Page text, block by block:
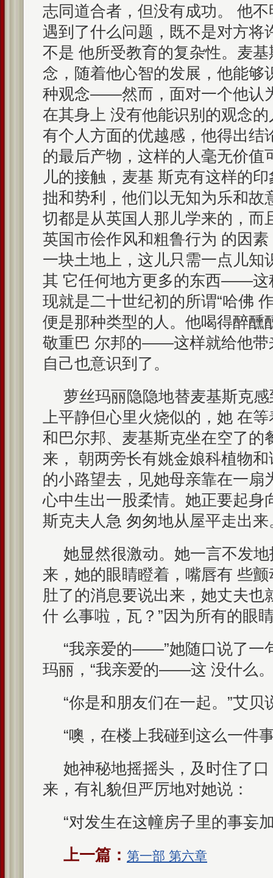
志同道合者，但没有成功。 他
遇到了什么问题，既不是对方将
不是 他所受教育的复杂性。麦
念，随着他心智的发展，他能够
种观念——然而，面对一个他认
在其身上 没有他能识别的观念
有个人方面的优越感，他得出结
的最后产物，这样的人毫无价值
儿的接触，麦基 斯克有这样的
拙和势利，他们以无知为乐和故
切都是从英国人那儿学来的，而
英国市侩作风和粗鲁行为 的因
一块土地上，这儿只需一点儿知
其 它任何地方更多的东西——这
现就是二十世纪初的所谓“哈佛
便是那种类型的人。他喝得醉醺
敬重巴 尔邦的——这样就给他带
自己也意识到了。
萝丝玛丽隐隐地替麦基斯克
上平静但心里火烧似的，她 在
和巴尔邦、麦基斯克坐在空了的
来， 朝两旁长有姚金娘科植物
的小路望去，见她母亲靠在一扇
心中生出一股柔情。她正要起身
斯克夫人急 匆匆地从屋平走出来
她显然很激动。她一言不发
来，她的眼睛瞪着，嘴唇有 些
肚了的消息要说出来，她丈夫也
什 么事啦，瓦？”因为所有的眼
“我亲爱的——”她随口说了一
玛丽，“我亲爱的——这 没什么
“你是和朋友们在一起。”艾贝
“噢，在楼上我碰到这么一
她神秘地摇摇头，及时住了
来，有礼貌但严厉地对她说：
“对发生在这幢房子里的事妄
上一篇： 第一部 第六章